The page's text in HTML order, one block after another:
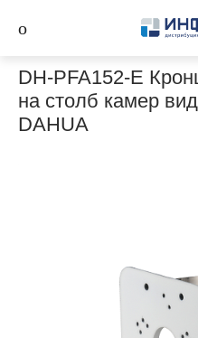
DH-PFA152-E
на столб камер
DAHUA